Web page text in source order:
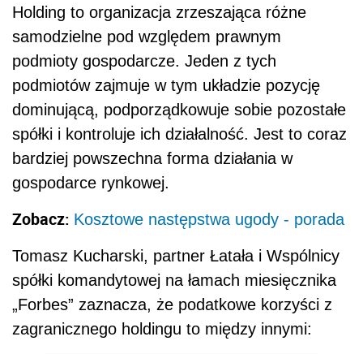
Holding to organizacja zrzeszająca różne
samodzielne pod względem prawnym
podmioty gospodarcze. Jeden z tych
podmiotów zajmuje w tym układzie pozycję
dominującą, podporządkowuje sobie pozostałe
spółki i kontroluje ich działalność. Jest to coraz
bardziej powszechna forma działania w
gospodarce rynkowej.
Zobacz: Kosztowe następstwa ugody - porada
Tomasz Kucharski, partner Łatała i Wspólnicy
spółki komandytowej na łamach miesięcznika
„Forbes” zaznacza, że podatkowe korzyści z
zagranicznego holdingu to między innymi: